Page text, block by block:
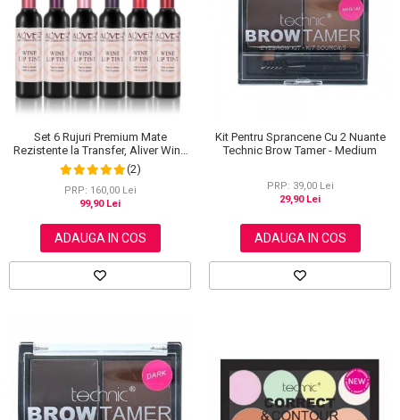
Scrub / Balsam de buze
Netestate pe Animale
Set 6 Rujuri Premium Mate
Rezistente la Transfer, Aliver Wine
Lip Tint Waterproof, 7 g X 6 buc
(2)
PRP: 160,00 Lei
99,90 Lei
ADAUGA IN COS
Kit Pentru Sprancene Cu 2 Nuante
Technic Brow Tamer - Medium
PRP: 39,00 Lei
29,90 Lei
ADAUGA IN COS